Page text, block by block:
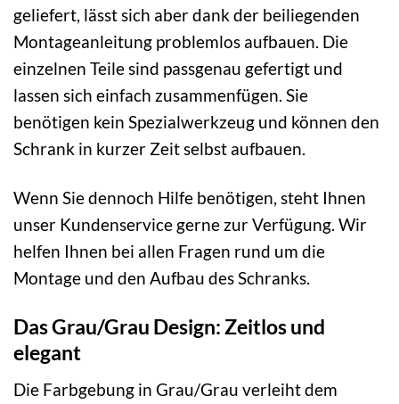
geliefert, lässt sich aber dank der beiliegenden
Montageanleitung problemlos aufbauen. Die
einzelnen Teile sind passgenau gefertigt und
lassen sich einfach zusammenfügen. Sie
benötigen kein Spezialwerkzeug und können den
Schrank in kurzer Zeit selbst aufbauen.
Wenn Sie dennoch Hilfe benötigen, steht Ihnen
unser Kundenservice gerne zur Verfügung. Wir
helfen Ihnen bei allen Fragen rund um die
Montage und den Aufbau des Schranks.
Das Grau/Grau Design: Zeitlos und
elegant
Die Farbgebung in Grau/Grau verleiht dem